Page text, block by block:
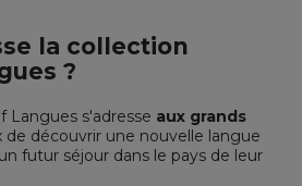
la collection
?
Langues s'adresse aux grands
de découvrir une nouvelle langue
futur séjour dans le pays de leur